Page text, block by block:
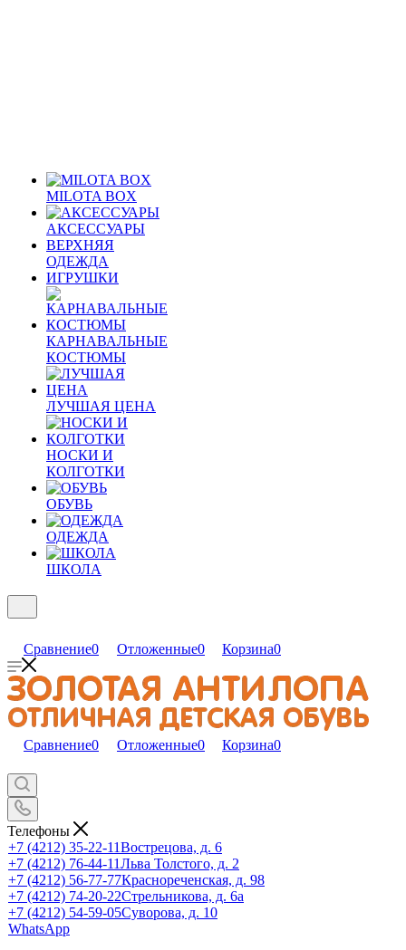
MILOTA BOX
АКСЕССУАРЫ
ВЕРХНЯЯ
ОДЕЖДА
ИГРУШКИ
КАРНАВАЛЬНЫЕ
КОСТЮМЫ
ЛУЧШАЯ ЦЕНА
НОСКИ И
КОЛГОТКИ
ОБУВЬ
ОДЕЖДА
ШКОЛА
Сравнение0 Отложенные0 Корзина0
Сравнение0 Отложенные0 Корзина0
Телефоны
+7 (4212) 35-22-11Вострецова, д. 6
+7 (4212) 76-44-11Льва Толстого, д. 2
+7 (4212) 56-77-77Краснореченская, д. 98
+7 (4212) 74-20-22Стрельникова, д. 6а
+7 (4212) 54-59-05Суворова, д. 10
WhatsApp